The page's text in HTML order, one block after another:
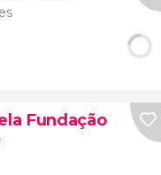
Fundação